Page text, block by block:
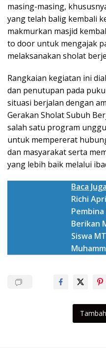
masing-masing,
yang telah balig kembali
makmurkan masjid
to door untuk mengajak
melaksanakan sholat
Rangkaian kegiatan ini
dan penutupan pada
situasi berjalan dengan
Gerakan Sholat Subuh
salah satu program
untuk mempererat
dan masyarakat serta
yang lebih baik melalui
Baca
Richi
Berikan
Siswa